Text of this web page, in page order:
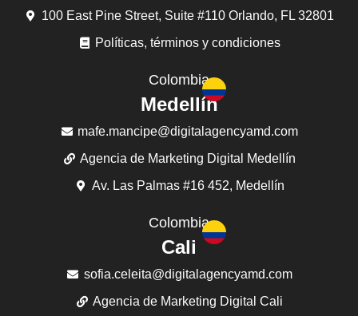
100 East Pine Street, Suite #110 Orlando, FL 32801
Políticas, términos y condiciones
Colombia
Medellín
mafe.mancipe@digitalagencyamd.com
Agencia de Marketing Digital Medellín
Av. Las Palmas #16 452, Medellín
Colombia
Cali
sofia.celeita@digitalagencyamd.com
Agencia de Marketing Digital Cali